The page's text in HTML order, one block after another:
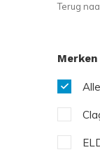
Terug
Merken